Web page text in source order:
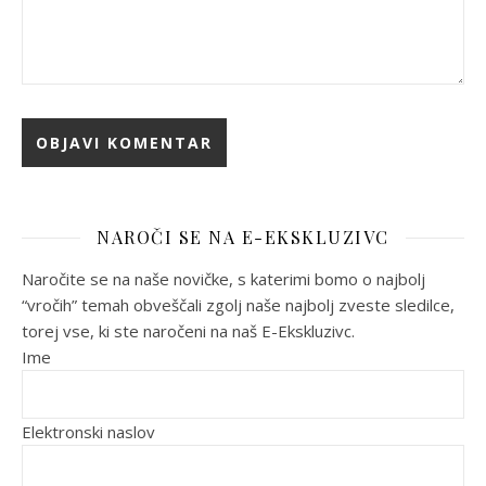
NAROČI SE NA E-EKSKLUZIVC
Naročite se na naše novičke, s katerimi bomo o najbolj
“vročih” temah obveščali zgolj naše najbolj zveste sledilce,
torej vse, ki ste naročeni na naš E-Ekskluzivc.
Ime
Elektronski naslov